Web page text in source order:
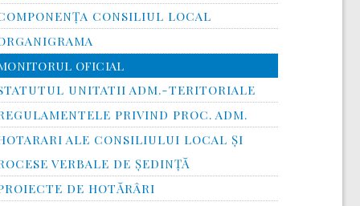
CONSILIUL LOCAL
OFICIAL
UNITATII ADM.-TERITORIALE
PRIVIND PROC. ADM.
ALE CONSILIULUI LOCAL ȘI
VERBALE DE ȘEDINȚĂ
DE HOTĂRÂRI